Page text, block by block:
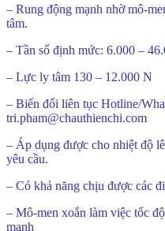
– Rung động mạnh nhờ mô-
tâm.
– Tần số định mức: 6.000 –
– Lực ly tâm 130 – 12.000 N
– Biến đổi liên tục Hotline/
tri.pham@chauthienchi.com
– Áp dụng được cho nhiệt độ
yêu cầu.
– Có khả năng chịu được các
– Mô-men xoắn làm việc tốc
mạnh